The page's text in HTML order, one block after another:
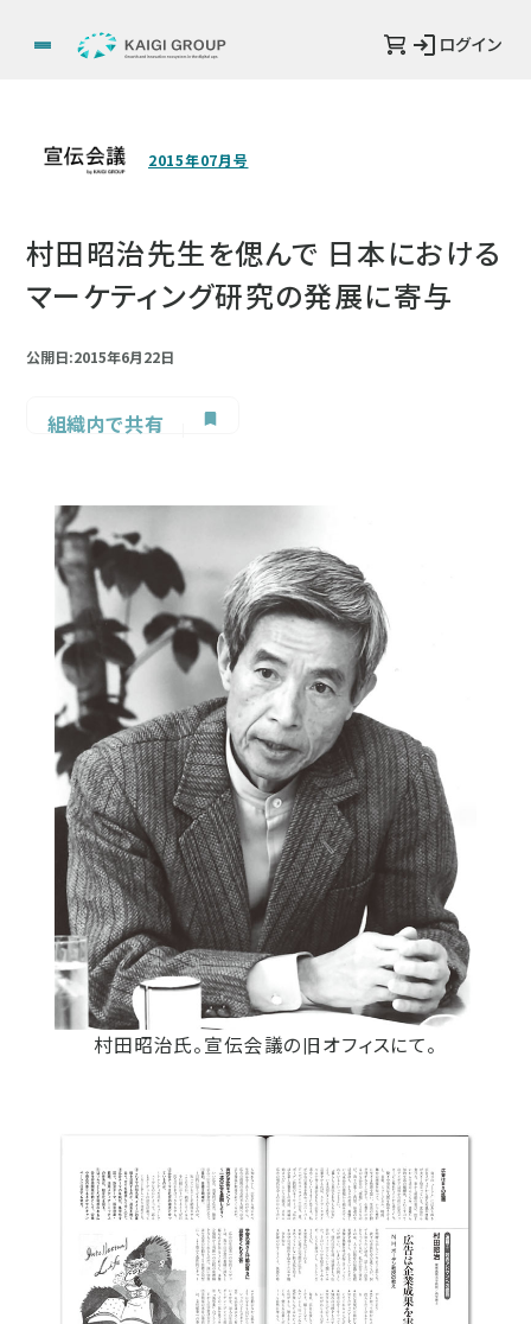
ログイン
2015年07月号
村田昭治先生を偲んで 日本における
マーケティング研究の発展に寄与
公開日:2015年6月22日
組織内で共有
村田昭治氏。宣伝会議の旧オフィスにて。